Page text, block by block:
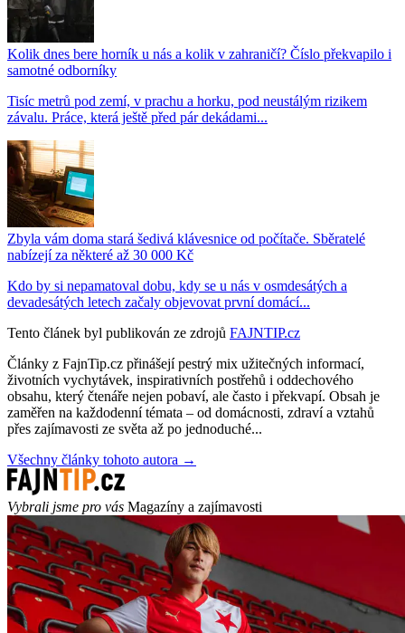
Kolik dnes bere horník u nás a kolik v zahraničí? Číslo překvapilo i
samotné odborníky
Tisíc metrů pod zemí, v prachu a horku, pod neustálým rizikem
závalu. Práce, která ještě před pár dekádami...
Zbyla vám doma stará šedivá klávesnice od počítače. Sběratelé
nabízejí za některé až 30 000 Kč
Kdo by si nepamatoval dobu, kdy se u nás v osmdesátých a
devadesátých letech začaly objevovat první domácí...
Tento článek byl publikován ze zdrojů FAJNTIP.cz
Články z FajnTip.cz přinášejí pestrý mix užitečných informací,
životních vychytávek, inspirativních postřehů i oddechového
obsahu, který čtenáře nejen pobaví, ale často i překvapí. Obsah je
zaměřen na každodenní témata – od domácnosti, zdraví a vztahů
přes zajímavosti ze světa až po jednoduché...
Všechny články tohoto autora →
Vybrali jsme pro vás Magazíny a zajímavosti